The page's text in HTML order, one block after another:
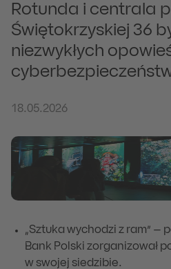
Rotunda i centrala
Świętokrzyskiej 36
niezwykłych
18.05.2026
„Sztuka wychodzi z ram” –
Bank Polski zorganizował
w swojej siedzibie.